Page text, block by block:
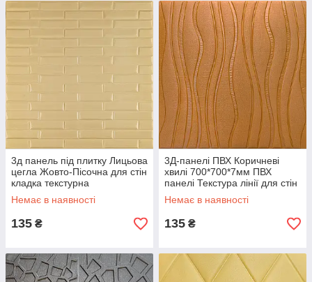
3д панель під плитку Лицьова
цегла Жовто-Пісочна для стін
кладка текстурна
700x770x7мм (32) SW-
00000010
Немає в наявності
135 ₴
3Д-панелі ПВХ Коричневі
хвилі 700*700*7мм ПВХ
панелі Текстура лінії для стін
самоклейка (366) SW-
00000849
Немає в наявності
135 ₴